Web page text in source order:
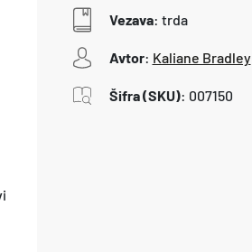
Vezava: trda
Avtor: Kaliane Bradley
Šifra (SKU): 007150